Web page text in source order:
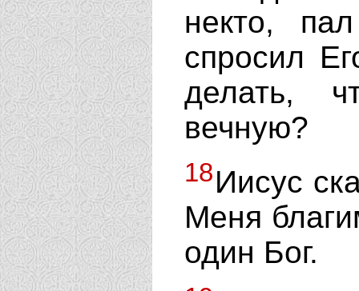
некто,
спросил
делать,
вечную?
18Иисус
Меня
один Бог.